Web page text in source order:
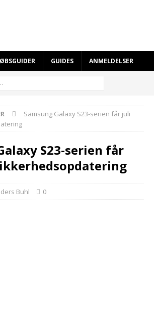
GUIDES ANMELDELSER
Samsung Galaxy S23-serien får juli
S23-serien får
Buhl 0